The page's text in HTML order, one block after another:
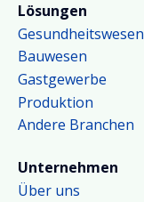
Lösungen
Gesundheitswesen
Bauwesen
Gastgewerbe
Produktion
Andere Branchen
Unternehmen
Über uns